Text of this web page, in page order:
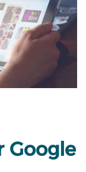
Google